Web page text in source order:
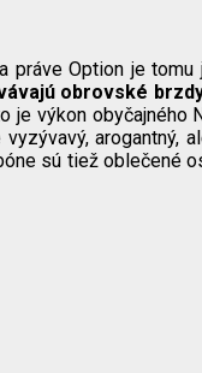
a práve Option je tomu
obrovské
je výkon obyčajného
vyzývavý, arogantný,
sú tiež oblečené